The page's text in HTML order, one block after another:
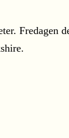
Fredagen